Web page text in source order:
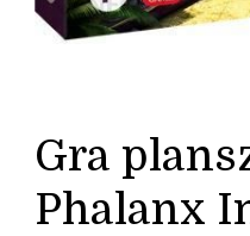
Gra
Phalanx